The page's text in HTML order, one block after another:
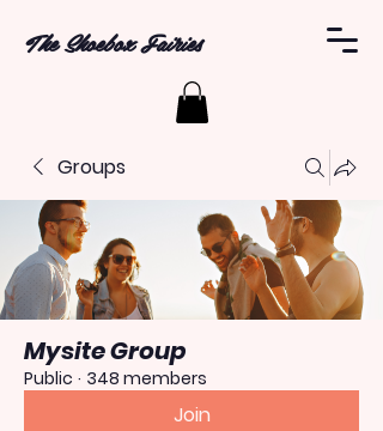
The Shoebox Fairies
Groups
Mysite Group
Public · 348 members
Join